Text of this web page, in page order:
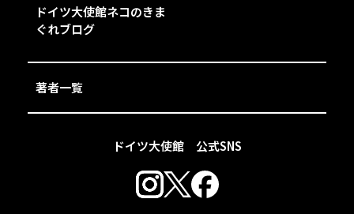
ドイツ大使館 公式SNS
ドイツ大使館ネコのきま
ぐれブログ
著者一覧